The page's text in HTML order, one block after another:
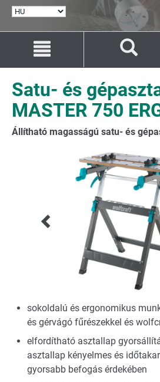
KIVÁLASZTÁSA
tartalomhoz
navigációhoz
Satu- és
MASTER 750
Állítható magasságú satu- és
sokoldalú és ergonomikus
és gérvágó fűrészekkel és
elfordítható asztallap
asztallap kényelmes és
gyorsabb befogás érdekében